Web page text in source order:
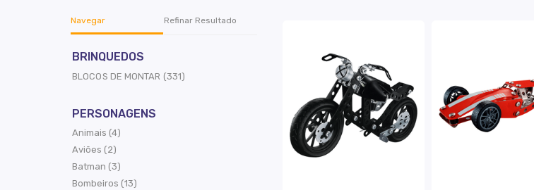
Navegar Refinar Resultado
BRINQUEDOS
BLOCOS DE MONTAR (331)
PERSONAGENS
Animais (4)
Aviões (2)
Batman (3)
Bombeiros (13)